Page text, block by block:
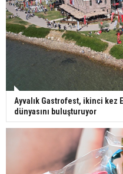
Ayvalık Gastrofest, ikinci kez
dünyasını buluşturuyor